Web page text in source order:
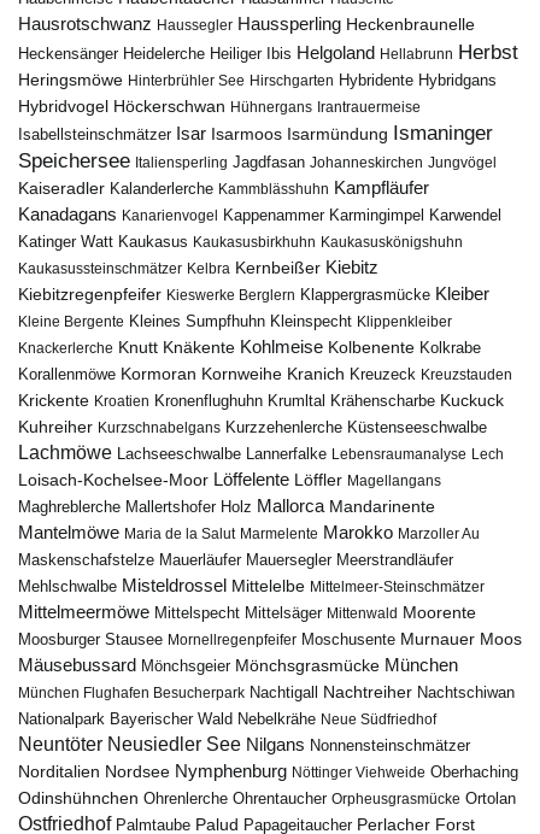
Hausrotschwanz Haussegler Haussperling Heckenbraunelle
Heckensänger Heidelerche Heiliger Ibis Helgoland Hellabrunn Herbst
Heringsmöwe Hinterbrühler See Hirschgarten Hybridente Hybridgans
Hybridvogel Höckerschwan Hühnergans Irantrauermeise
Isabellsteinschmätzer Isar Isarmoos Isarmündung Ismaninger
Speichersee Italiensperling Jagdfasan Johanneskirchen Jungvögel
Kaiseradler Kalanderlerche Kammblässhuhn Kampfläufer
Kanadagans Kanarienvogel Kappenammer Karmingimpel Karwendel
Katinger Watt Kaukasus Kaukasusbirkhuhn Kaukasuskönigshuhn
Kaukasussteinschmätzer Kelbra Kernbeißer Kiebitz
Kiebitzregenpfeifer Kieswerke Berglern Klappergrasmücke Kleiber
Kleine Bergente Kleines Sumpfhuhn Kleinspecht Klippenkleiber
Knackerlerche Knutt Knäkente Kohlmeise Kolbenente Kolkrabe
Korallenmöwe Kormoran Kornweihe Kranich Kreuzeck Kreuzstauden
Krickente Kroatien Kronenflughuhn Krumltal Krähenscharbe Kuckuck
Kuhreiher Kurzschnabelgans Kurzzehenlerche Küstenseeschwalbe
Lachmöwe Lachseeschwalbe Lannerfalke Lebensraumanalyse Lech
Loisach-Kochelsee-Moor Löffelente Löffler Magellangans
Maghreblerche Mallertshofer Holz Mallorca Mandarinente
Mantelmöwe Maria de la Salut Marmelente Marokko Marzoller Au
Maskenschafstelze Mauerläufer Mauersegler Meerstrandläufer
Mehlschwalbe Misteldrossel Mittelelbe Mittelmeer-Steinschmätzer
Mittelmeermöwe Mittelspecht Mittelsäger Mittenwald Moorente
Moosburger Stausee Mornellregenpfeifer Moschusente Murnauer Moos
Mäusebussard Mönchsgeier Mönchsgrasmücke München
München Flughafen Besucherpark Nachtigall Nachtreiher Nachtschiwan
Nationalpark Bayerischer Wald Nebelkrähe Neue Südfriedhof
Neuntöter Neusiedler See Nilgans Nonnensteinschmätzer
Norditalien Nordsee Nymphenburg Nöttinger Viehweide Oberhaching
Odinshühnchen Ohrenlerche Ohrentaucher Orpheusgrasmücke Ortolan
Ostfriedhof Palmtaube Palud Papageitaucher Perlacher Forst